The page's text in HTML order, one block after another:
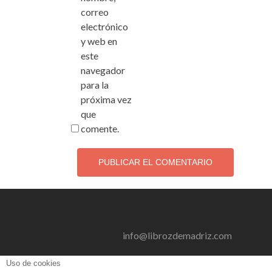
correo
electrónico
y web en
este
navegador
para la
próxima vez
que
comente.
info@librozdemadriz.com
Uso de cookies